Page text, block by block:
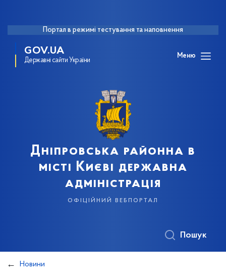
Портал в режимі тестування та наповнення
GOV.UA
Державні сайти України
Меню
Дніпровська районна в
місті Києві державна
адміністрація
офіційний вебпортал
Пошук
Новини